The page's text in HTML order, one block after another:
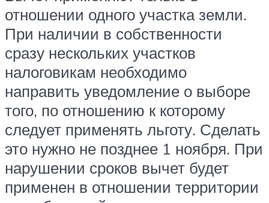
отношении одного участка земли.
При наличии в собственности
сразу нескольких участков
налоговикам необходимо
направить уведомление о выборе
того, по отношению к которому
следует применять льготу. Сделать
это нужно не позднее 1 ноября. При
нарушении сроков вычет будет
применен в отношении территории